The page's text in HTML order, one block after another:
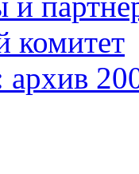
комитет
архив